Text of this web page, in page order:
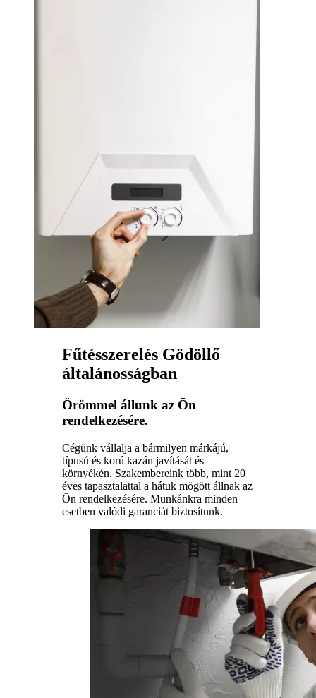
Fűtésszerelés Gödöllő
általánosságban
Örömmel állunk az Ön
rendelkezésére.
Cégünk vállalja a bármilyen márkájú,
típusú és korú kazán javítását és
környékén. Szakembereink több, mint 20
éves tapasztalattal a hátuk mögött állnak az
Ön rendelkezésére. Munkánkra minden
esetben valódi garanciát biztosítunk.